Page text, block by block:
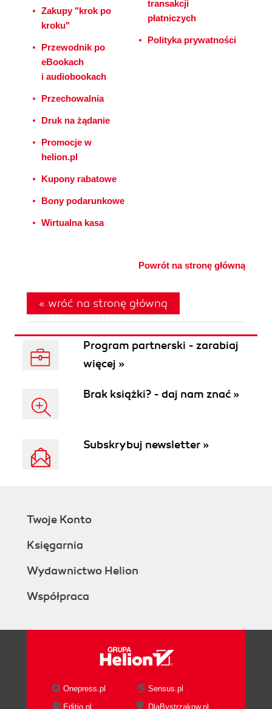
Zakupy "krok po
kroku"
Przewodnik po
eBookach
i audiobookach
Przechowalnia
Druk na żądanie
Promocje w
helion.pl
Kupony rabatowe
Bony podarunkowe
Wirtualna kasa
transakcji
płatniczych
Polityka prywatności
Powrót na stronę główną
« wróć na stronę główną
Program partnerski - zarabiaj
więcej »
Brak książki? - daj nam znać »
Subskrybuj newsletter »
Twoje Konto
Księgarnia
Wydawnictwo Helion
Współpraca
Onepress.pl
Sensus.pl
Editio.pl
DlaBystrzakow.pl